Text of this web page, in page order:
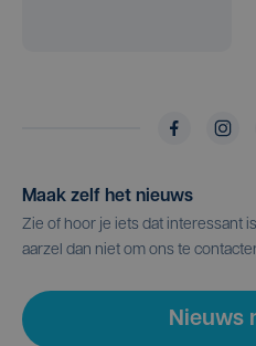
Maak zelf het nieuws
Zie of hoor je iets dat interessant
aarzel dan niet om ons te
Nieuws